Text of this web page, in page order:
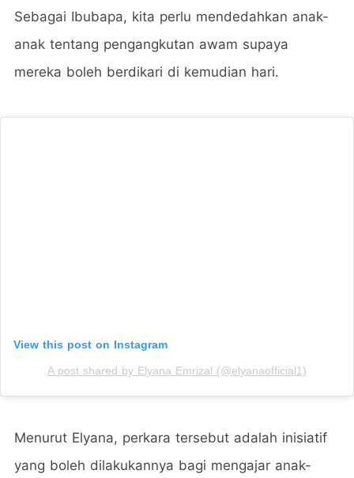
Sebagai Ibubapa, kita perlu mendedahkan anak-
anak tentang pengangkutan awam supaya
mereka boleh berdikari di kemudian hari.
View this post on Instagram
A post shared by Elyana Emrizal (@elyanaofficial1)
Menurut Elyana, perkara tersebut adalah inisiatif
yang boleh dilakukannya bagi mengajar anak-